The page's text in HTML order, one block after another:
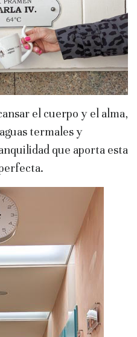
el cuerpo y el alma,
termales y
que aporta esta